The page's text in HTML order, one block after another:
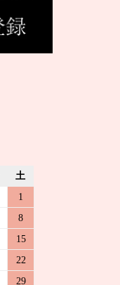
土
1
8
15
22
29